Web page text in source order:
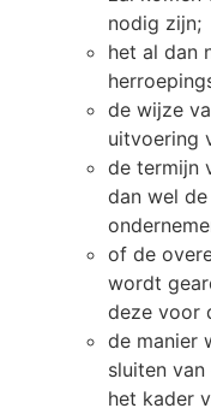
nodig zijn;
het al dan
de wijze
uitvoering
de termijn
dan wel
of de
wordt
deze voor
de manier
sluiten
het kader